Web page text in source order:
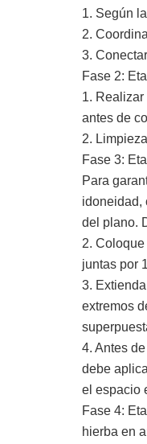
1. Según
2.
3.
Fase 2:
1.
antes de
2.
Fase 3:
Para
idoneidad,
del plano.
2.
juntas por
3.
extremos
4. Antes
debe
el espacio
Fase 4:
hierba en